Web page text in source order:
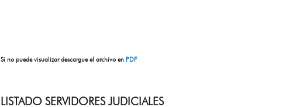
Si no puede visualizar descargue el archivo en PDF
LISTADO SERVIDORES JUDICIALES